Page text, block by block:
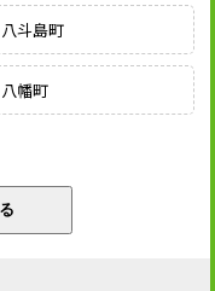
八斗島町
八幡町